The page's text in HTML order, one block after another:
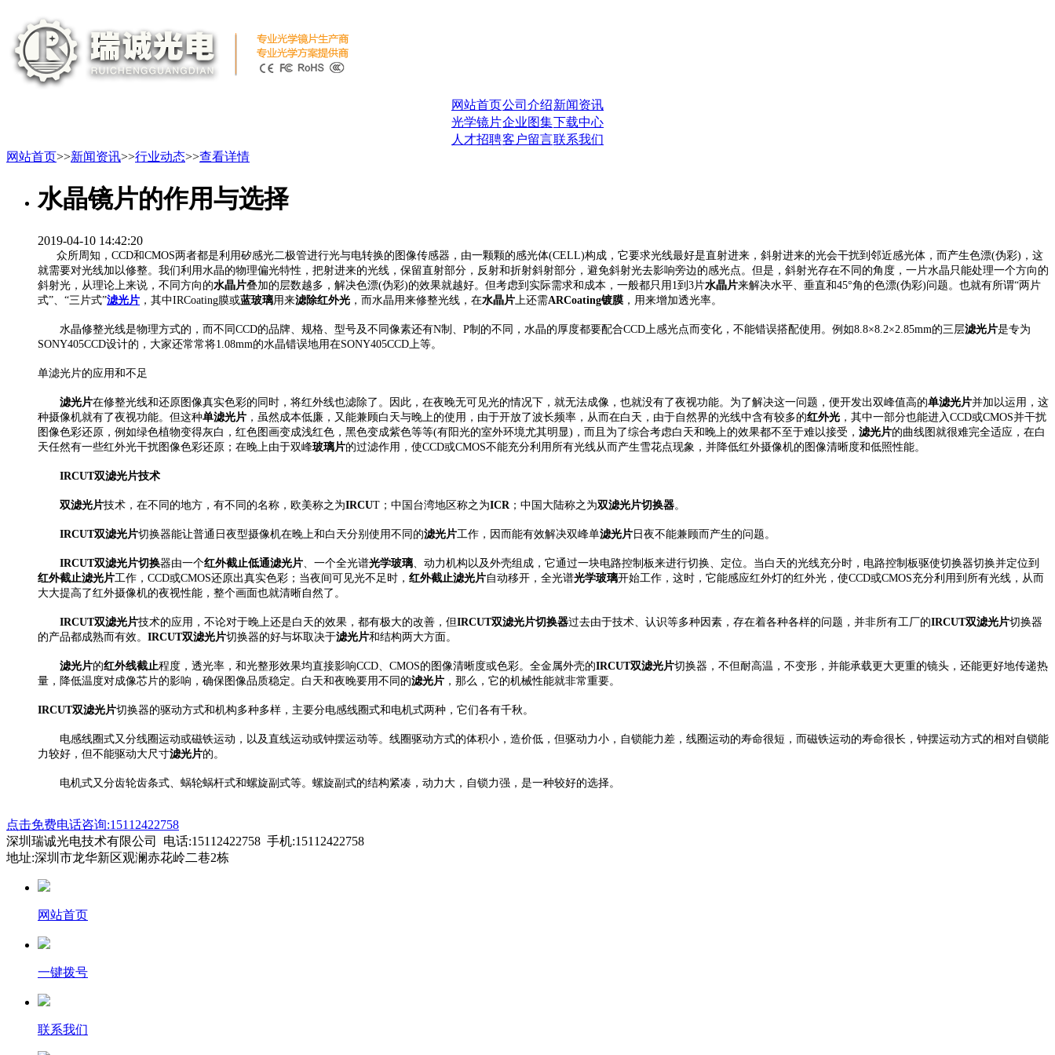
网站首页公司介绍新闻资讯
光学镜片企业图集下载中心
人才招聘客户留言联系我们
网站首页>>新闻资讯>>行业动态>>查看详情
水晶镜片的作用与选择
2019-04-10 14:42:20
众所周知，CCD和CMOS两者都是利用矽感光二极管进行光与电转换的图像传感器，由一颗颗的感光体(CELL)构成，它要求光线最好是直射进来，斜射进来的光会干扰到邻近感光体，而产生色漂(伪彩)，这
就需要对光线加以修整。我们利用水晶的物理偏光特性，把射进来的光线，保留直射部分，反射和折射斜射部分，避免斜射光去影响旁边的感光点。但是，斜射光存在不同的角度，一片水晶只能处理一个方向的
斜射光，从理论上来说，不同方向的水晶片叠加的层数越多，解决色漂(伪彩)的效果就越好。但考虑到实际需求和成本，一般都只用1到3片水晶片来解决水平、垂直和45°角的色漂(伪彩)问题。也就有所谓“两片
式”、“三片式”滤光片 ，其中IRCoating膜或蓝玻璃用来滤除红外光 ，而水晶用来修整光线，在水晶片 上还需ARCoating镀膜 ，用来增加透光率。
水晶修整光线是物理方式的，而不同CCD的品牌、规格、型号及不同像素还有N制、P制的不同，水晶的厚度都要配合CCD上感光点而变化，不能错误搭配使用。例如8.8×8.2×2.85mm的三层滤光片是专为
SONY405CCD设计的，大家还常常将1.08mm的水晶错误地用在SONY405CCD上等。
单滤光片的应用和不足
滤光片在修整光线和还原图像真实色彩的同时，将红外线也滤除了。因此，在夜晚无可见光的情况下，就无法成像，也就没有了夜视功能。为了解决这一问题，便开发出双峰值高的单滤光片并加以运用，这
种摄像机就有了夜视功能。但这种单滤光片 ，虽然成本低廉，又能兼顾白天与晚上的使用，由于开放了波长频率，从而在白天，由于自然界的光线中含有较多的红外光 ，其中一部分也能进入CCD或CMOS并干扰
图像色彩还原，例如绿色植物变得灰白，红色图画变成浅红色，黑色变成紫色等等(有阳光的室外环境尤其明显)，而且为了综合考虑白天和晚上的效果都不至于难以接受， 滤光片的曲线图就很难完全适应，在白
天任然有一些红外光干扰图像色彩还原；在晚上由于双峰玻璃片的过滤作用，使CCD或CMOS不能充分利用所有光线从而产生雪花点现象，并降低红外摄像机的图像清晰度和低照性能。
IRCUT双滤光片技术
双滤光片技术，在不同的地方，有不同的名称，欧美称之为IRCUT；中国台湾地区称之为ICR ；中国大陆称之为双滤光片切换器。
IRCUT双滤光片切换器能让普通日夜型摄像机在晚上和白天分别使用不同的滤光片工作，因而能有效解决双峰单滤光片 日夜不能兼顾而产生的问题。
IRCUT双滤光片切换器由一个红外截止低通滤光片 、一个全光谱光学玻璃 、动力机构以及外壳组成，它通过一块电路控制板来进行切换、定位。当白天的光线充分时，电路控制板驱使切换器切换并定位到
红外截止滤光片工作，CCD或CMOS还原出真实色彩；当夜间可见光不足时， 红外截止滤光片自动移开，全光谱光学玻璃开始工作，这时，它能感应红外灯的红外光，使CCD或CMOS充分利用到所有光线，从而
大大提高了红外摄像机的夜视性能，整个画面也就清晰自然了。
IRCUT双滤光片技术的应用，不论对于晚上还是白天的效果，都有极大的改善，但IRCUT双滤光片切换器过去由于技术、认识等多种因素，存在着各种各样的问题，并非所有工厂的IRCUT双滤光片切换器
的产品都成熟而有效。 IRCUT双滤光片切换器的好与坏取决于滤光片和结构两大方面。
滤光片的红外线截止程度，透光率，和光整形效果均直接影响CCD、CMOS的图像清晰度或色彩。全金属外壳的IRCUT双滤光片切换器，不但耐高温，不变形，并能承载更大更重的镜头，还能更好地传递热
量，降低温度对成像芯片的影响，确保图像品质稳定。白天和夜晚要用不同的滤光片 ，那么，它的机械性能就非常重要。
IRCUT双滤光片切换器的驱动方式和机构多种多样，主要分电感线圈式和电机式两种，它们各有千秋。
电感线圈式又分线圈运动或磁铁运动，以及直线运动或钟摆运动等。线圈驱动方式的体积小，造价低，但驱动力小，自锁能力差，线圈运动的寿命很短，而磁铁运动的寿命很长，钟摆运动方式的相对自锁能
力较好，但不能驱动大尺寸滤光片的。
电机式又分齿轮齿条式、蜗轮蜗杆式和螺旋副式等。螺旋副式的结构紧凑，动力大，自锁力强，是一种较好的选择。
点击免费电话咨询:15112422758
深圳瑞诚光电技术有限公司 电话:15112422758 手机:15112422758
地址:深圳市龙华新区观澜赤花岭二巷2栋
网站首页
一键拨号
联系我们